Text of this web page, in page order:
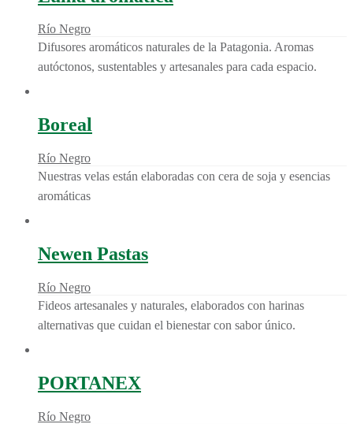
Río Negro
Difusores aromáticos naturales de la Patagonia. Aromas
autóctonos, sustentables y artesanales para cada espacio.
Boreal
Río Negro
Nuestras velas están elaboradas con cera de soja y esencias
aromáticas
Newen Pastas
Río Negro
Fideos artesanales y naturales, elaborados con harinas
alternativas que cuidan el bienestar con sabor único.
PORTANEX
Río Negro